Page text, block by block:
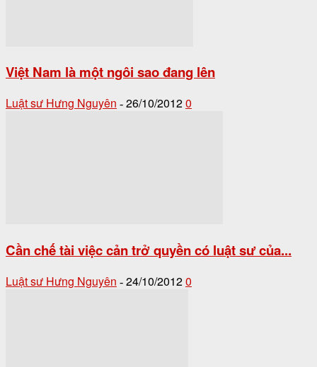
Việt Nam là một ngôi sao đang lên
Luật sư Hưng Nguyên - 26/10/20120
Cần chế tài việc cản trở quyền có luật sư của...
Luật sư Hưng Nguyên - 24/10/20120